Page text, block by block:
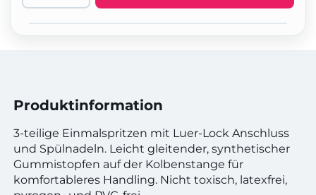
Produktinformation
3-teilige Einmalspritzen mit Luer-Lock Anschluss
und Spülnadeln. Leicht gleitender, synthetischer
Gummistopfen auf der Kolbenstange für
komfortableres Handling. Nicht toxisch, latexfrei,